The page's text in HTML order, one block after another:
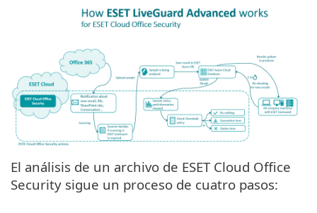
El análisis de un archivo de ESET Cloud Office
Security sigue un proceso de cuatro pasos: